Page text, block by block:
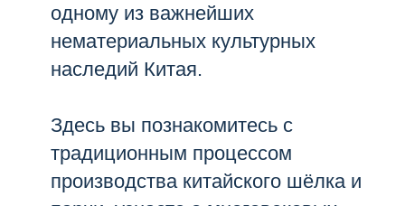
одному из важнейших
нематериальных культурных
наследий Китая.
Здесь вы познакомитесь с
традиционным процессом
производства китайского шёлка и